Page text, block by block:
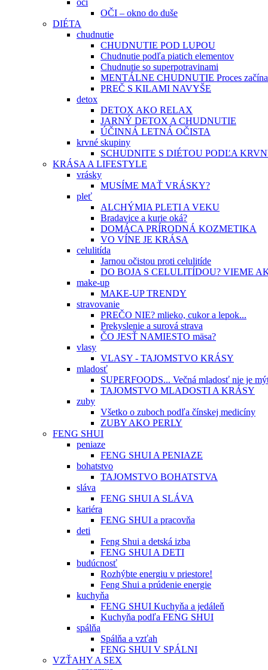
oči
OČI – okno do duše
DIÉTA
chudnutie
CHUDNUTIE POD LUPOU
Chudnutie podľa piatich elementov
Chudnutie so superpotravinami
MENTÁLNE CHUDNUTIE Proces
PREČ S KILAMI NAVYŠE
detox
DETOX AKO RELAX
JARNÝ DETOX A CHUDNUTIE
ÚČINNÁ LETNÁ OČISTA
krvné skupiny
SCHUDNITE S DIÉTOU PODĽA
KRÁSA A LIFESTYLE
vrásky
MUSÍME MAŤ VRÁSKY?
pleť
ALCHÝMIA PLETI A VEKU
Bradavice a kurie oká?
DOMÁCA PRÍRODNÁ KOZMETIKA
VO VÍNE JE KRÁSA
celulitída
Jarnou očistou proti celulitíde
DO BOJA S CELULITÍDOU? VIEME
make-up
MAKE-UP TRENDY
stravovanie
PREČO NIE? mlieko, cukor a lepok...
Prekyslenie a surová strava
ČO JESŤ NAMIESTO mäsa?
vlasy
VLASY - TAJOMSTVO KRÁSY
mladosť
SUPERFOODS... Večná mladosť nie je
TAJOMSTVO MLADOSTI A KRÁSY
zuby
Všetko o zuboch podľa čínskej medicíny
ZUBY AKO PERLY
FENG SHUI
peniaze
FENG SHUI A PENIAZE
bohatstvo
TAJOMSTVO BOHATSTVA
sláva
FENG SHUI A SLÁVA
kariéra
FENG SHUI a pracovňa
deti
Feng Shui a detská izba
FENG SHUI A DETI
budúcnosť
Rozhýbte energiu v priestore!
Feng Shui a prúdenie energie
kuchyňa
FENG SHUI Kuchyňa a jedáleň
Kuchyňa podľa FENG SHUI
spálňa
Spálňa a vzťah
FENG SHUI V SPÁLNI
VZŤAHY A SEX